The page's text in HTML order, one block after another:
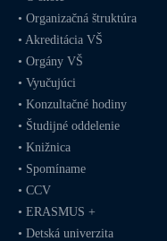
•Organizačná štruktúra
•Akreditácia VŠ
•Orgány VŠ
• Vyučujúci
• Konzultačné hodiny
• Študijné oddelenie
• Knižnica
• Spomíname
•CCV
•ERASMUS +
•Detská univerzita